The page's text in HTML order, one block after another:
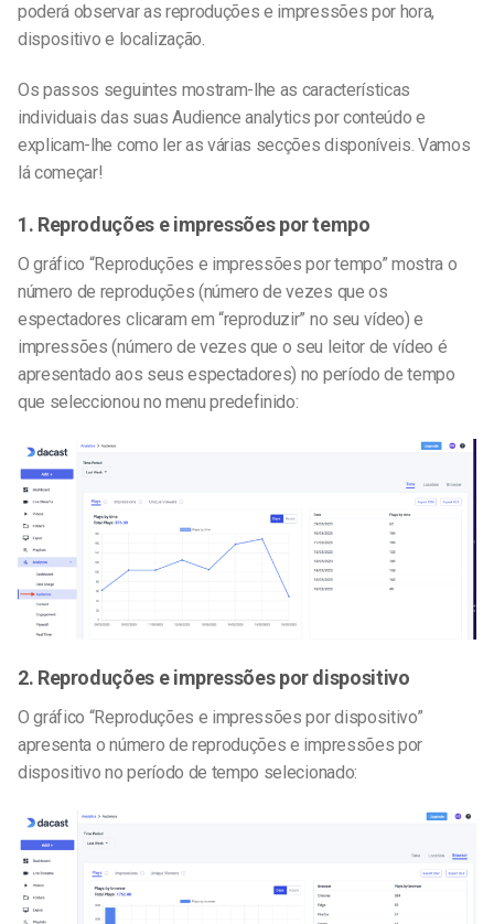
poderá observar as reproduções e impressões por hora,
dispositivo e localização.
Os passos seguintes mostram-lhe as características
individuais das suas Audience analytics por conteúdo e
explicam-lhe como ler as várias secções disponíveis. Vamos
lá começar!
1. Reproduções e impressões por tempo
O gráfico “Reproduções e impressões por tempo” mostra o
número de reproduções (número de vezes que os
espectadores clicaram em “reproduzir” no seu vídeo) e
impressões (número de vezes que o seu leitor de vídeo é
apresentado aos seus espectadores) no período de tempo
que seleccionou no menu predefinido:
2. Reproduções e impressões por dispositivo
O gráfico “Reproduções e impressões por dispositivo”
apresenta o número de reproduções e impressões por
dispositivo no período de tempo selecionado: